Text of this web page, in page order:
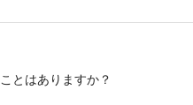
とはありますか？